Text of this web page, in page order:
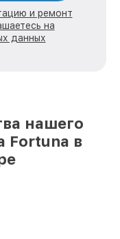
и ремонт
на
данных
нашего
Fortuna в